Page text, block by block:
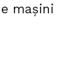
mașini